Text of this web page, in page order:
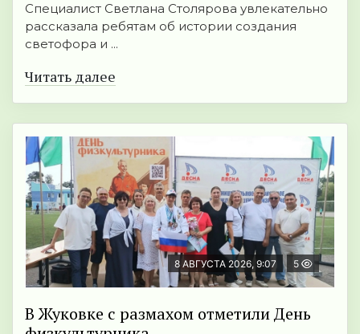
Специалист Светлана Столярова увлекательно
рассказала ребятам об истории создания
светофора и ...
Читать далее
8 АВГУСТА 2026, 9:07 5
В Жуковке с размахом отметили День